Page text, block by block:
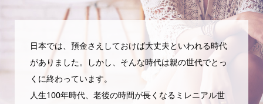
日本では、預金さえしておけば大丈夫といわれる時代
がありました。しかし、そんな時代は親の世代でとっ
くに終わっています。
人生100年時代、老後の時間が長くなるミレニアル世